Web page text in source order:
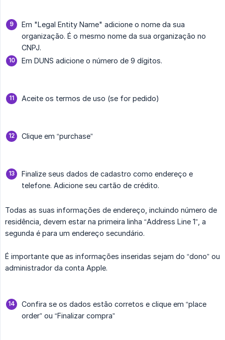
Em "Legal Entity Name" adicione o nome da sua
organização. É o mesmo nome da sua organização no
CNPJ.
Em DUNS adicione o número de 9 dígitos.
Aceite os termos de uso (se for pedido)
Clique em “purchase”
Finalize seus dados de cadastro como endereço e
telefone. Adicione seu cartão de crédito.
Todas as suas informações de endereço, incluindo número de
residência, devem estar na primeira linha “Address Line 1”, a
segunda é para um endereço secundário.
É importante que as informações inseridas sejam do “dono” ou
administrador da conta Apple.
Confira se os dados estão corretos e clique em “place
order” ou “Finalizar compra”